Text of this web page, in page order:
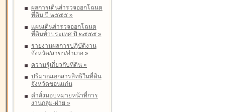
ผลการเดินสำรวจออกโฉนด
ที่ดิน ปี ๒๕๕๕ »
แผนเดินสำรวจออกโฉนด
ที่ดินทั่วประเทศ ปี ๒๕๕๕ »
รายงานผลการปฏิบัติงาน
จังหวัด/สาขา/อำเภอ »
ความรู้เกี่ยวกับที่ดิน »
ปริมาณเอกสารสิทธิในที่ดิน
จังหวัดขอนแก่น
คำสั่งมอบหมายหน้าที่การ
งานกลุ่ม-ฝ่าย »